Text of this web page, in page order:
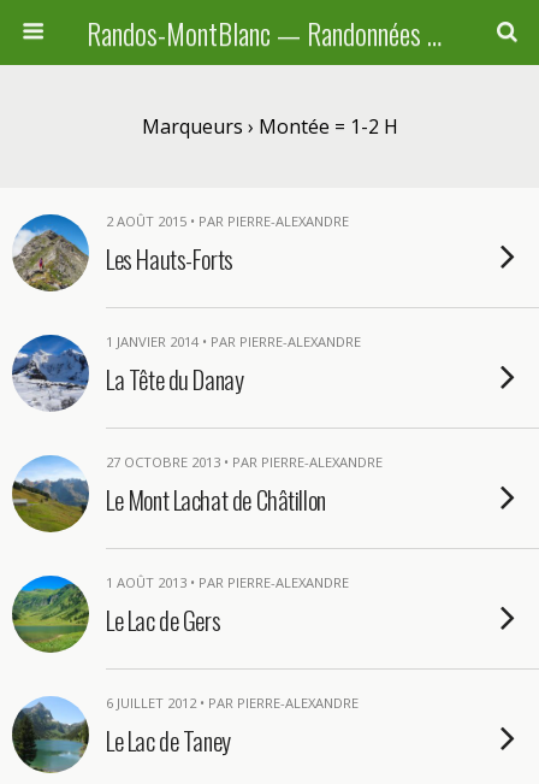
Randos-MontBlanc — Randonnées pédestres familiales en Haute-Savoie, Suisse et Italie
Marqueurs › Montée = 1-2 H
2 AOÛT 2015 • PAR PIERRE-ALEXANDRE
Les Hauts-Forts
1 JANVIER 2014 • PAR PIERRE-ALEXANDRE
La Tête du Danay
27 OCTOBRE 2013 • PAR PIERRE-ALEXANDRE
Le Mont Lachat de Châtillon
1 AOÛT 2013 • PAR PIERRE-ALEXANDRE
Le Lac de Gers
6 JUILLET 2012 • PAR PIERRE-ALEXANDRE
Le Lac de Taney